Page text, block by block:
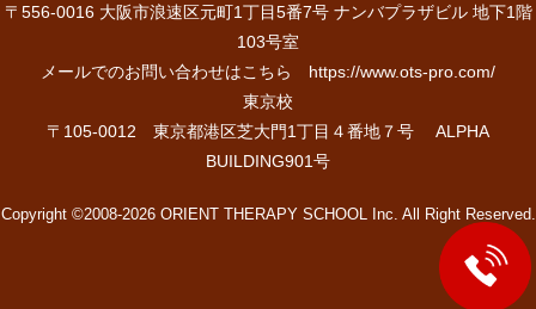
〒556-0016 大阪市浪速区元町1丁目5番7号 ナンバプラザビル 地下1階
103号室
メールでのお問い合わせはこちら
https://www.ots-pro.com/
東京校
〒105-0012 東京都港区芝大門1丁目４番地７号 ALPHA
BUILDING901号
Copyright ©2008-2026 ORIENT THERAPY SCHOOL Inc. All Right Reserved.